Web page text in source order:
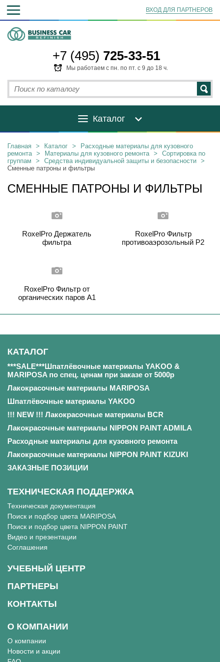
+7 (495) 725-33-51
Мы работаем с пн. по пт. с 9 до 18 ч.
ВХОД ДЛЯ ПАРТНЕРОВ
Каталог
Главная > Каталог >
Расходные материалы для кузовного
ремонта > Материалы для кузовного ремонта >
Сортировка по
группам
> Средства индивидуальной защиты и безопасности >
Сменные патроны и фильтры
СМЕННЫЕ ПАТРОНЫ И ФИЛЬТРЫ
RoxelPro Держатель
фильтра
RoxelPro Фильтр
противоаэрозольный Р2
RoxelPro Фильтр от
органических паров А1
КАТАЛОГ
***SALE***Шпатлёвочные материалы YAKOO &
MARIPOSA по спец. ценам при заказе от 5000р
Лакокрасочные материалы MARIPOSA
Шпатлёвочные материалы YAKOO
!!! NEW !!! Лакокрасочные материалы BCR
Лакокрасочные материалы NIPPON PAINT ADMILA
Расходные материалы для кузовного ремонта
Лакокрасочные материалы NIPPON PAINT KIZUKI
ЗАКАЗНЫЕ ПОЗИЦИИ
ТЕХНИЧЕСКАЯ ПОДДЕРЖКА
Техническая документация
Поиск и подбор цвета MARIPOSA
Поиск и подбор цвета NIPPON PAINT
Видео и презентации
Соглашения
УЧЕБНЫЙ ЦЕНТР
ПАРТНЕРЫ
КОНТАКТЫ
О КОМПАНИИ
О компании
Новости и акции